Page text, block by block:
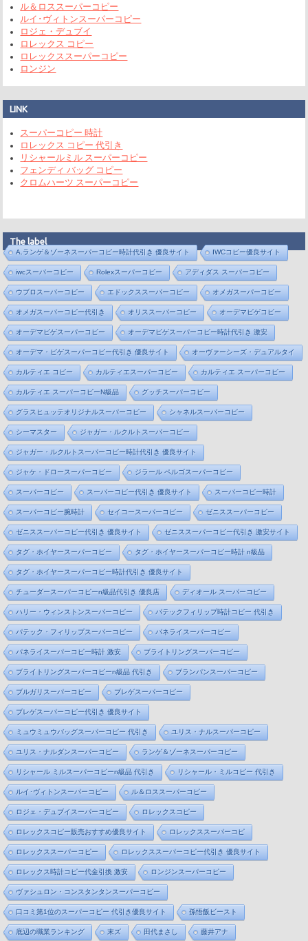
ル＆ロススーパーコピー
ルイ･ヴィトンスーパーコピー
ロジェ・デュブイ
ロレックス コピー
ロレックススーパーコピー
ロンジン
LINK
スーパーコピー 時計
ロレックス コピー 代引き
リシャールミル スーパーコピー
フェンディ バッグ コピー
クロムハーツ スーパーコピー
The label
A.ランゲ＆ゾーネスーパーコピー時計代引き 優良サイト IWCコピー優良サイト
iwcスーパーコピー Rolexスーパーコピー アディダス スーパーコピー
ウブロスーパーコピー エドックススーパーコピー オメガスーパーコピー
オメガスーパーコピー代引き オリススーパーコピー オーデマピゲコピー
オーデマピゲスーパーコピー オーデマピゲスーパーコピー時計代引き 激安
オーデマ・ピゲスーパーコピー代引き 優良サイト オーヴァーシーズ・デュアルタイ
カルティエ コピー カルティエスーパーコピー カルティエ スーパーコピー
カルティエ スーパーコピーN級品 グッチスーパーコピー
グラスヒュッテオリジナルスーパーコピー シャネルスーパーコピー
シーマスター ジャガー・ルクルトスーパーコピー
ジャガー・ルクルトスーパーコピー時計代引き 優良サイト
ジャケ・ドロースーパーコピー ジラール ペルゴスーパーコピー
スーパーコピー スーパーコピー代引き 優良サイト スーパーコピー時計
スーパーコピー腕時計 セイコースーパーコピー ゼニススーパーコピー
ゼニススーパーコピー代引き 優良サイト ゼニススーパーコピー代引き 激安サイト
タグ・ホイヤースーパーコピー タグ・ホイヤースーパーコピー時計 n級品
タグ・ホイヤースーパーコピー時計代引き 優良サイト
チューダースーパーコピーn級品代引き 優良店 ディオール スーパーコピー
ハリー・ウィンストンスーパーコピー パテックフィリップ時計コピー 代引き
パテック・フィリップスーパーコピー パネライスーパーコピー
パネライスーパーコピー時計 激安 ブライトリングスーパーコピー
ブライトリングスーパーコピーn級品 代引き ブランパンスーパーコピー
ブルガリスーパーコピー ブレゲスーパーコピー
ブレゲスーパーコピー代引き 優良サイト
ミュウミュウバッグスーパーコピー 代引き ユリス・ナルスーパーコピー
ユリス・ナルダンスーパーコピー ランゲ＆ゾーネスーパーコピー
リシャール ミルスーパーコピーn級品 代引き リシャール・ミルコピー 代引き
ルイ･ヴィトンスーパーコピー ル＆ロススーパーコピー
ロジェ・デュブイスーパーコピー ロレックスコピー
ロレックスコピー販売おすすめ優良サイト ロレックススーパーコピ
ロレックススーパーコピー ロレックススーパーコピー代引き 優良サイト
ロレックス時計コピー代金引換 激安 ロンジンスーパーコピー
ヴァシュロン・コンスタンタンスーパーコピー
口コミ第1位のスーパーコピー 代引き優良サイト 孫悟飯ビースト
底辺の職業ランキング 末ズ 田代まさし 藤井アナ